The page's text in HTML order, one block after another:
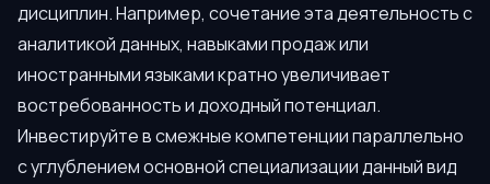
дисциплин. Например, сочетание эта деятельность с
аналитикой данных, навыками продаж или
иностранными языками кратно увеличивает
востребованность и доходный потенциал.
Инвестируйте в смежные компетенции параллельно
с углублением основной специализации данный вид